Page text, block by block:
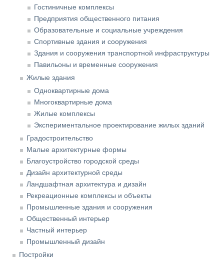
Гостиничные комплексы
Предприятия общественного питания
Образовательные и социальные учреждения
Спортивные здания и сооружения
Здания и сооружения транспортной инфраструктуры
Павильоны и временные сооружения
Жилые здания
Одноквартирные дома
Многоквартирные дома
Жилые комплексы
Экспериментальное проектирование жилых зданий
Градостроительство
Малые архитектурные формы
Благоустройство городской среды
Дизайн архитектурной среды
Ландшафтная архитектура и дизайн
Рекреационные комплексы и объекты
Промышленные здания и сооружения
Общественный интерьер
Частный интерьер
Промышленный дизайн
Постройки